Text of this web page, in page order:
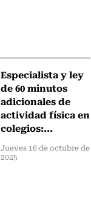
Especialista y ley
de 60 minutos
adicionales de
actividad física en
colegios:...
Jueves 16 de octubre de
2025